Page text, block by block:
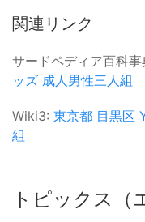
関連リンク
サードペディア百科事
ッズ 成人男性三人組
Wiki3: 東京都 目黒区
組
トピックス（